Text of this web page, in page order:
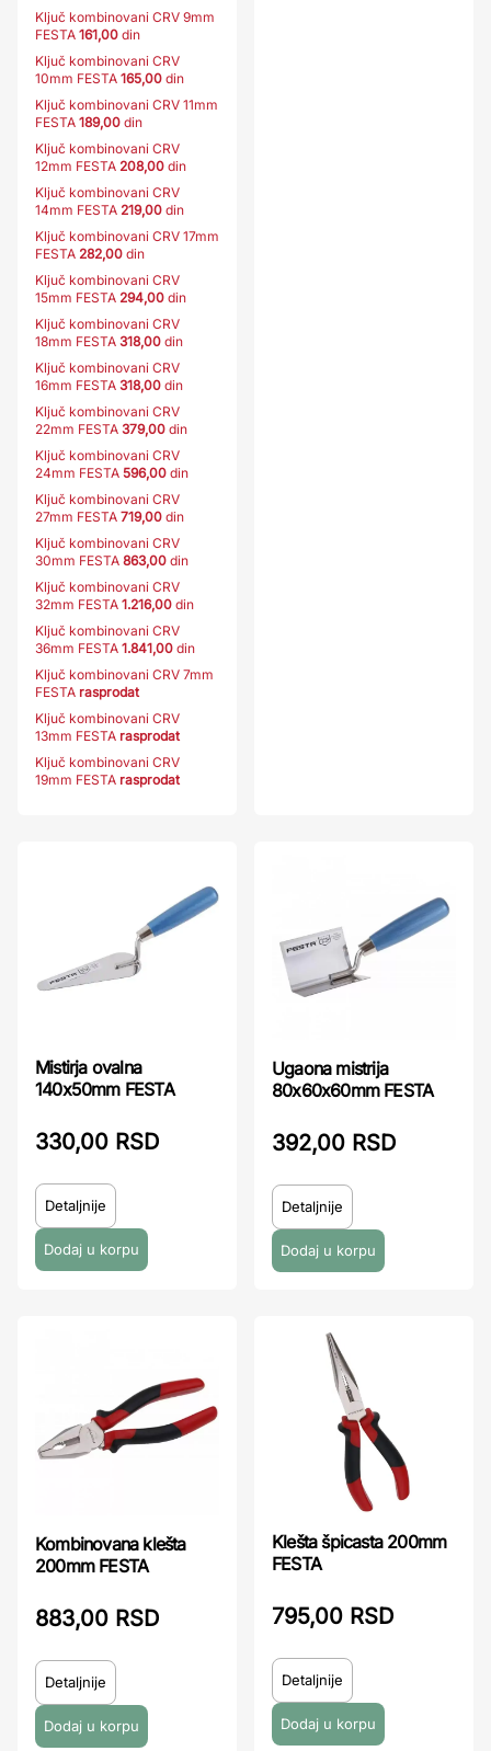
Ključ kombinovani CRV 9mm
FESTA 161,00 din
Ključ kombinovani CRV
10mm FESTA 165,00 din
Ključ kombinovani CRV 11mm
FESTA 189,00 din
Ključ kombinovani CRV
12mm FESTA 208,00 din
Ključ kombinovani CRV
14mm FESTA 219,00 din
Ključ kombinovani CRV 17mm
FESTA 282,00 din
Ključ kombinovani CRV
15mm FESTA 294,00 din
Ključ kombinovani CRV
18mm FESTA 318,00 din
Ključ kombinovani CRV
16mm FESTA 318,00 din
Ključ kombinovani CRV
22mm FESTA 379,00 din
Ključ kombinovani CRV
24mm FESTA 596,00 din
Ključ kombinovani CRV
27mm FESTA 719,00 din
Ključ kombinovani CRV
30mm FESTA 863,00 din
Ključ kombinovani CRV
32mm FESTA 1.216,00 din
Ključ kombinovani CRV
36mm FESTA 1.841,00 din
Ključ kombinovani CRV 7mm
FESTA rasprodat
Ključ kombinovani CRV
13mm FESTA rasprodat
Ključ kombinovani CRV
19mm FESTA rasprodat
Mistirja ovalna
140x50mm FESTA
330,00 RSD
Detaljnije
Ugaona mistrija
80x60x60mm FESTA
392,00 RSD
Detaljnije
Kombinovana klešta
200mm FESTA
883,00 RSD
Detaljnije
Klešta špicasta 200mm
FESTA
795,00 RSD
Detaljnije